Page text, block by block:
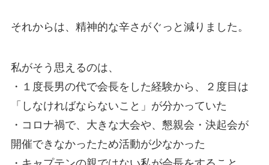
それからは、精神的な辛さがぐっと減りました。
私がそう思えるのは、
・１度長男の代で会長をした経験から、２度目は
「しなければならないこと」が分かっていた
・コロナ禍で、大きな大会や、懇親会・決起会が
開催できなかったため活動が少なかった